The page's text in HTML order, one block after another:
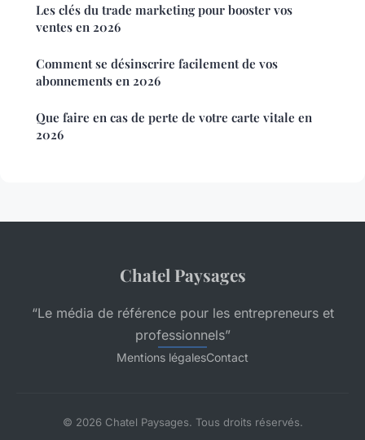
Les clés du trade marketing pour booster vos
ventes en 2026
Comment se désinscrire facilement de vos
abonnements en 2026
Que faire en cas de perte de votre carte vitale en
2026
Chatel Paysages
“Le média de référence pour les entrepreneurs et
professionnels”
Mentions légalesContact
© 2026 Chatel Paysages. Tous droits réservés.